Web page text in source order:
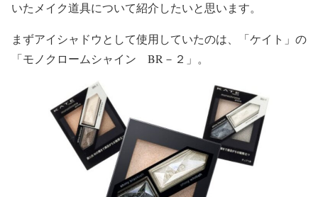
いたメイク道具について紹介したいと思います。
まずアイシャドウとして使用していたのは、
「ケイト」の
「モノクロームシャイン BR－２」 。